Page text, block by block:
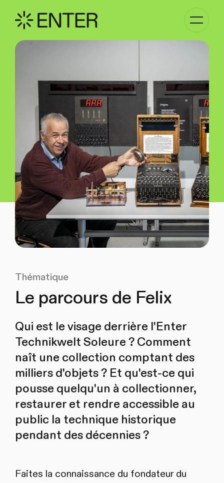
Basculer
Thématique
Le parcours de Felix
Qui est le visage derrière l'Enter
Technikwelt Soleure ? Comment
naît une collection comptant des
milliers d'objets ? Et qu'est‑ce qui
pousse quelqu'un à collectionner,
restaurer et rendre accessible au
public la technique historique
pendant des décennies ?
Faites la connaissance du fondateur du